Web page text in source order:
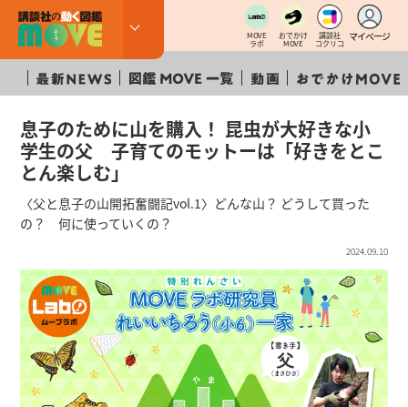
MOVE
ラボ
おでかけ
MOVE
講談社
コクリコ
マイページ
息子のために山を購入！ 昆虫が大好きな小
学生の父 子育てのモットーは「好きをとこ
とん楽しむ」
〈父と息子の山開拓奮闘記vol.1〉どんな山？ どうして買った
の？ 何に使っていくの？
2024.09.10